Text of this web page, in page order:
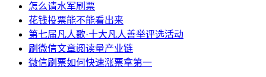
怎么请水军刷票
花钱投票能不能看出来
第七届凡人歌·十大凡人善举评选活动
刷微信文章阅读量产业链
微信刷票如何快速涨票拿第一